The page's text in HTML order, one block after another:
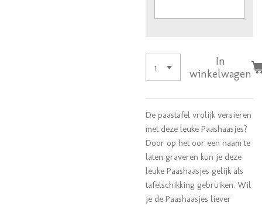
In
winkelwagen
De paastafel vrolijk versieren
met deze leuke Paashaasjes?
Door op het oor een naam te
laten graveren kun je deze
leuke Paashaasjes gelijk als
tafelschikking gebruiken. Wil
je de Paashaasjes liever